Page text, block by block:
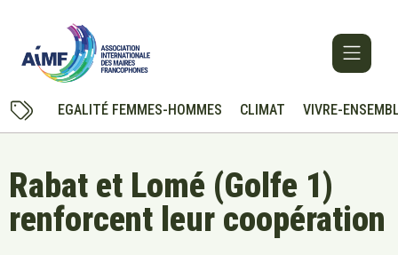
EGALITÉ FEMMES-HOMMES CLIMAT VIVRE-
Rabat et Lomé (Golfe 1)
renforcent leur coopération